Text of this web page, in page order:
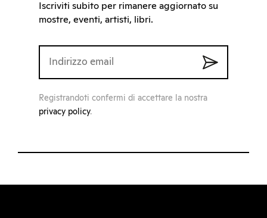
Iscriviti subito per rimanere aggiornato su
mostre, eventi, artisti, libri.
Registrandoti confermi di accettare la nostra
privacy policy.